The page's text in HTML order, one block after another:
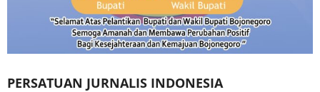
PERSATUAN JURNALIS INDONESIA